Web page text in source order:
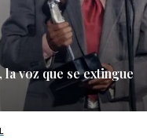
voz que se extingue